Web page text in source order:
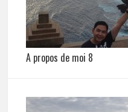
A propos de moi 8